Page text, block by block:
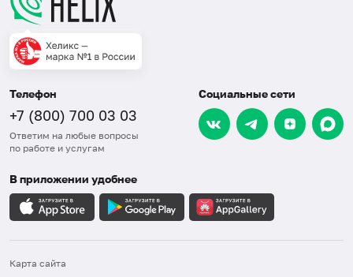
Телефон
+7 (800) 700 03 03
Ответим на любые вопросы
по работе и услугам
Социальные сети
В приложении удобнее
Карта сайта